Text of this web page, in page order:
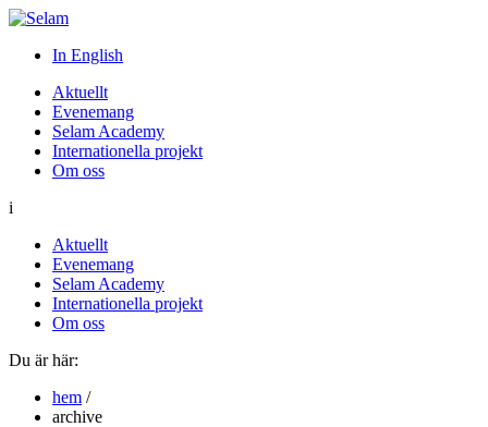
In English
Aktuellt
Evenemang
Selam Academy
Internationella projekt
Om oss
i
Aktuellt
Evenemang
Selam Academy
Internationella projekt
Om oss
Du är här:
hem /
archive